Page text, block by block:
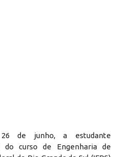
de junho, a estudante
do curso de Engenharia de